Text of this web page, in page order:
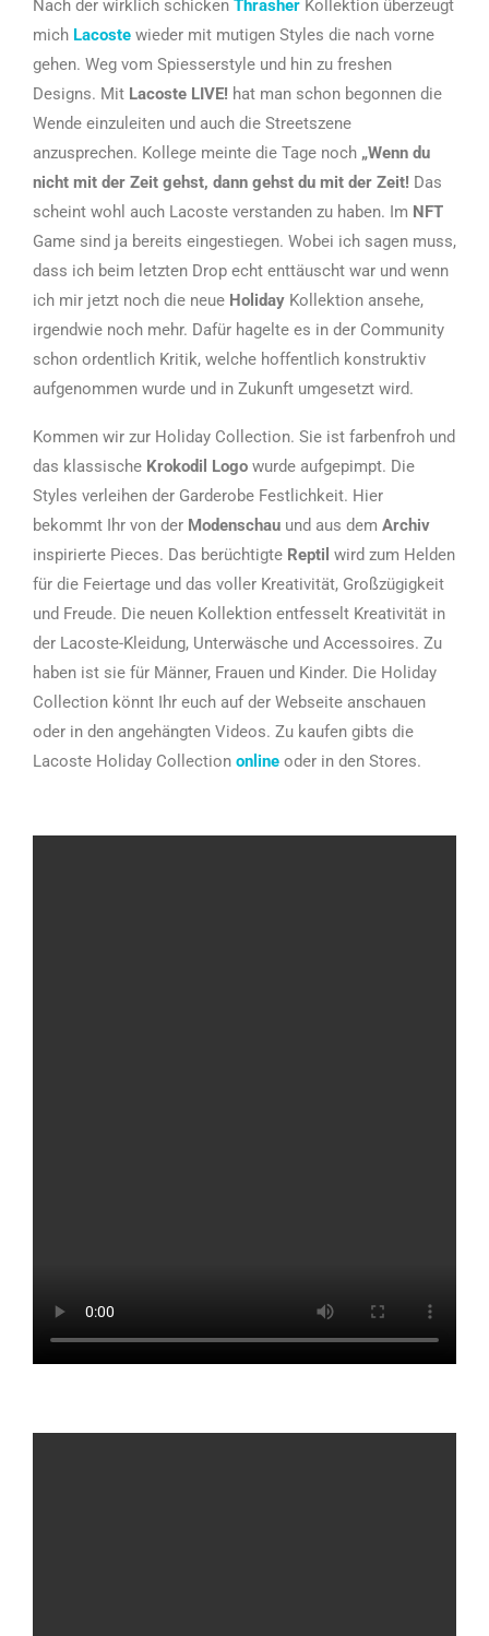
Nach der wirklich schicken Thrasher Kollektion überzeugt
mich Lacoste wieder mit mutigen Styles die nach vorne
gehen. Weg vom Spiesserstyle und hin zu freshen
Designs. Mit Lacoste LIVE! hat man schon begonnen die
Wende einzuleiten und auch die Streetszene
anzusprechen. Kollege meinte die Tage noch „Wenn du
nicht mit der Zeit gehst, dann gehst du mit der Zeit! Das
scheint wohl auch Lacoste verstanden zu haben. Im NFT
Game sind ja bereits eingestiegen. Wobei ich sagen muss,
dass ich beim letzten Drop echt enttäuscht war und wenn
ich mir jetzt noch die neue Holiday Kollektion ansehe,
irgendwie noch mehr. Dafür hagelte es in der Community
schon ordentlich Kritik, welche hoffentlich konstruktiv
aufgenommen wurde und in Zukunft umgesetzt wird.
Kommen wir zur Holiday Collection. Sie ist farbenfroh und
das klassische Krokodil Logo wurde aufgepimpt. Die
Styles verleihen der Garderobe Festlichkeit. Hier
bekommt Ihr von der Modenschau und aus dem Archiv
inspirierte Pieces. Das berüchtigte Reptil wird zum Helden
für die Feiertage und das voller Kreativität, Großzügigkeit
und Freude. Die neuen Kollektion entfesselt Kreativität in
der Lacoste-Kleidung, Unterwäsche und Accessoires. Zu
haben ist sie für Männer, Frauen und Kinder. Die Holiday
Collection könnt Ihr euch auf der Webseite anschauen
oder in den angehängten Videos. Zu kaufen gibts die
Lacoste Holiday Collection online oder in den Stores.